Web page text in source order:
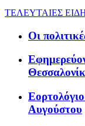
ΤΕΛΕΥΤΑΙΕΣ
Οι
Αυγούστου